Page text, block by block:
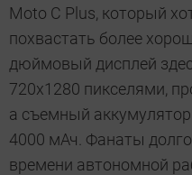
Moto C Plus, который
похвастать более
дюймовый дисплей
720х1280 пикселями,
а съемный
4000 мАч. Фанаты
времени автономной